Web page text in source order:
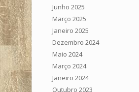
Junho 2025
Março 2025
Janeiro 2025
Dezembro 2024
Maio 2024
Março 2024
Janeiro 2024
Outubro 2023